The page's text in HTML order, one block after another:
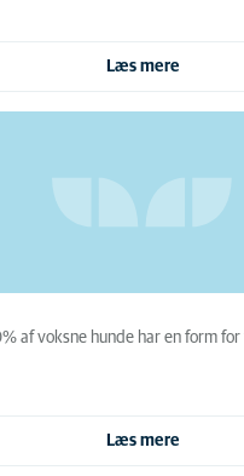
Læs mere
af voksne hunde har en
Læs mere